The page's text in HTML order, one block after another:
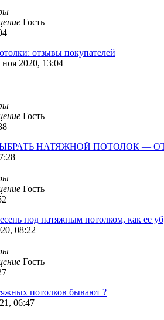
Гость
отзывы покупателей
ноя 2020, 13:04
Гость
НАТЯЖНОЙ ПОТОЛОК —
Гость
под натяжным потолком, как ее
08:22
Гость
потолков бывают ?
06:47